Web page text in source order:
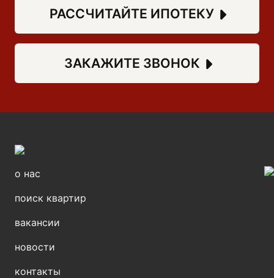
РАССЧИТАЙТЕ ИПОТЕКУ
ЗАКАЖИТЕ ЗВОНОК
о нас
поиск квартир
вакансии
новости
контакты